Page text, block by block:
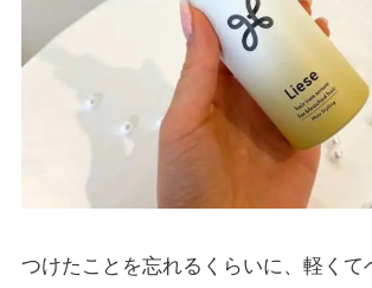
つけたことを忘れるくらいに、軽くて